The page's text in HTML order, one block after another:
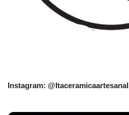
Instagram: @Itaceramicaartesanal